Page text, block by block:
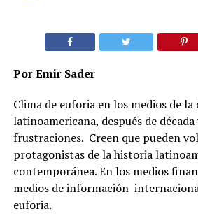
Por Emir Sader
Clima de euforia en los medios de la
latinoamericana, después de década
frustraciones. Creen que pueden
protagonistas de la historia
contemporánea. En los medios
medios de información
euforia.